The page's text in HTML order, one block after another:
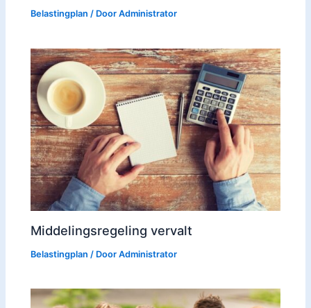
Belastingplan / DoorAdministrator
Middelingsregeling vervalt
Belastingplan / DoorAdministrator